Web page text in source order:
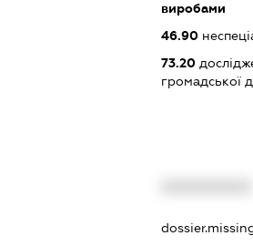
виробами
46.90
73.20
громадської